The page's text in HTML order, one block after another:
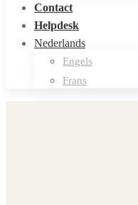
Contact
Helpdesk
Nederlands
Engels
Frans